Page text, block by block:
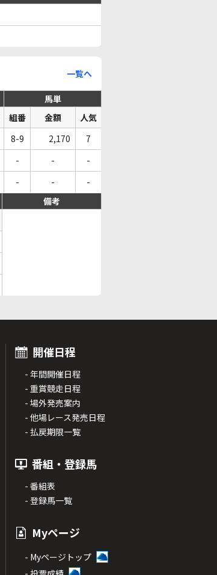
一覧へ
馬単
組番 金額
人気
8-9 2,170
7
- -
-
- -
-
備考
開催日程
- 年間開催日程
- 重賞競走日程
- 場外発売案内
- 他場レース発売日程
- 払戻期限一覧
番組・登録馬
- 番組表
- 登録馬一覧
Myページ
- Myページトップ